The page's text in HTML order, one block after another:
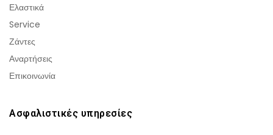
Ελαστικά
Service
Ζάντες
Αναρτήσεις
Επικοινωνία
Ασφαλιστικές υπηρεσίες